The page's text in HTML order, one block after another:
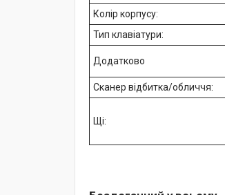
Колір корпусу:
Тип клавіатури:
Додатково
Сканер відбитка/обличчя:
Щі: